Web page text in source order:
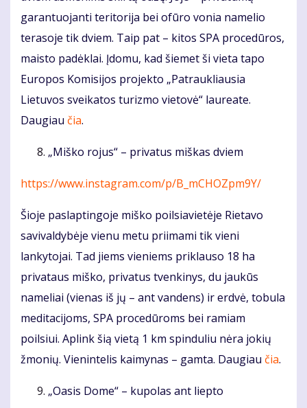
garantuojanti teritorija bei ofūro vonia namelio
terasoje tik dviem. Taip pat – kitos SPA procedūros,
maisto padėklai. Įdomu, kad šiemet ši vieta tapo
Europos Komisijos projekto „Patraukliausia
Lietuvos sveikatos turizmo vietovė“ laureate.
Daugiau čia.
„Miško rojus“ – privatus miškas dviem
https://www.instagram.com/p/B_mCHOZpm9Y/
Šioje paslaptingoje miško poilsiavietėje Rietavo
savivaldybėje vienu metu priimami tik vieni
lankytojai. Tad jiems vieniems priklauso 18 ha
privataus miško, privatus tvenkinys, du jaukūs
nameliai (vienas iš jų – ant vandens) ir erdvė, tobula
meditacijoms, SPA procedūroms bei ramiam
poilsiui. Aplink šią vietą 1 km spinduliu nėra jokių
žmonių. Vienintelis kaimynas – gamta. Daugiau čia.
„Oasis Dome“ – kupolas ant liepto